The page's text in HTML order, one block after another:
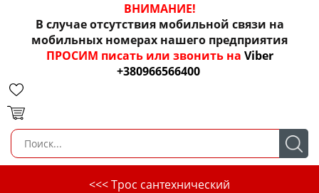
ВНИМАНИЕ!
В случае отсутствия мобильной связи на
мобильных номерах нашего предприятия
ПРОСИМ писать или звонить на Viber
+380966566400
<<< Трос сантехнический